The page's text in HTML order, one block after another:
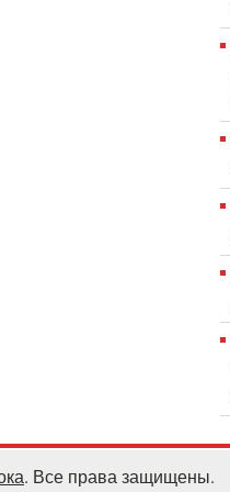
. Все права защищены.